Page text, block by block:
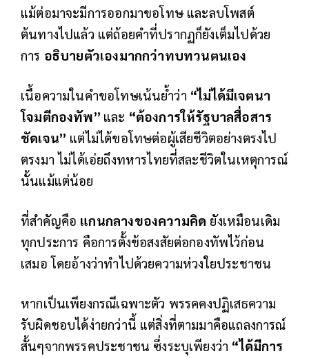
แม้ต่อมาจะมีการออกมาขอโทษ และลบโพสต์
ต้นทางไปแล้ว แต่ถ้อยคำที่ปรากฏก็ยังเต็มไปด้วย
การ อธิบายตัวเองมากกว่าทบทวนตนเอง
เนื้อความในคำขอโทษเน้นย้ำว่า “ไม่ได้มีเจตนา
โจมตีกองทัพ” และ “ต้องการให้รัฐบาลสื่อสาร
ชัดเจน” แต่ไม่ได้ขอโทษต่อผู้เสียชีวิตอย่างตรงไป
ตรงมา ไม่ได้เอ่ยถึงทหารไทยที่สละชีวิตในเหตุการณ์
นั้นแม้แต่น้อย
ที่สำคัญคือ แกนกลางของความคิด ยังเหมือนเดิม
ทุกประการ คือการตั้งข้อสงสัยต่อกองทัพไว้ก่อน
เสมอ โดยอ้างว่าทำไปด้วยความห่วงใยประชาชน
หากเป็นเพียงกรณีเฉพาะตัว พรรคคงปฏิเสธความ
รับผิดชอบได้ง่ายกว่านี้ แต่สิ่งที่ตามมาคือแถลงการณ์
สั้นๆจากพรรคประชาชน ซึ่งระบุเพียงว่า “ได้มีการ